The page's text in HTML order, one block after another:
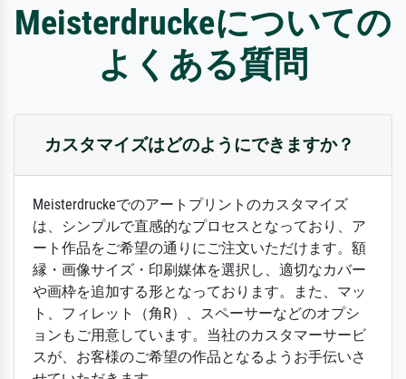
Meisterdruckeについての
よくある質問
カスタマイズはどのようにできますか？
Meisterdruckeでのアートプリントのカスタマイズ
は、シンプルで直感的なプロセスとなっており、ア
ート作品をご希望の通りにご注文いただけます。額
縁・画像サイズ・印刷媒体を選択し、適切なカバー
や画枠を追加する形となっております。また、マッ
ト、フィレット（角R）、スペーサーなどのオプシ
ョンもご用意しています。当社のカスタマーサービ
スが、お客様のご希望の作品となるようお手伝いさ